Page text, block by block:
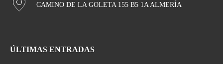
CAMINO DE LA GOLETA 155 B5 1A ALMERÍA
ÚLTIMAS ENTRADAS